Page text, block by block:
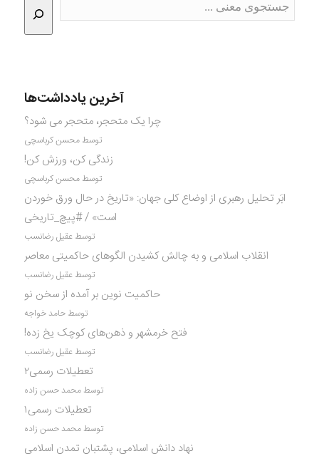
آخرین یادداشت‌ها
چرا یک متحجر، متحجر می شود؟
توسط محسن کرباسچی
زندگی کن، ورزش کن!
توسط محسن کرباسچی
ابَر تحلیل رهبری از اوضاع کلی جهان: «تاریخ در حال ورق خوردن
است» / #پیچ_تاریخی
توسط عقیل رضانسب
انقلاب اسلامی و به چالش کشیدن الگوهای حاکمیتی معاصر
توسط عقیل رضانسب
حاکمیت نوین بر آمده از سخن نو
توسط حامد خواجه
فتح خرمشهر و ذهن‌های کوچک یخ زده!
توسط عقیل رضانسب
تعطیلات رسمی۲
توسط محمد حسن زاده
تعطیلات رسمی۱
توسط محمد حسن زاده
نهاد دانش اسلامی، پشتبان تمدن اسلامی